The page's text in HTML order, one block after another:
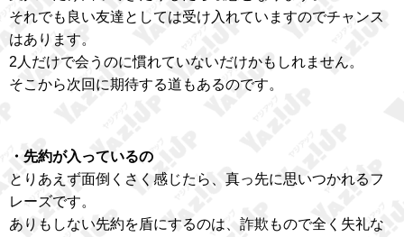
それでも良い友達としては受け入れていますのでチャンス
はあります。
2人だけで会うのに慣れていないだけかもしれません。
そこから次回に期待する道もあるのです。
・先約が入っているの
とりあえず面倒くさく感じたら、真っ先に思いつかれるフ
レーズです。
ありもしない先約を盾にするのは、詐欺もので全く失礼な